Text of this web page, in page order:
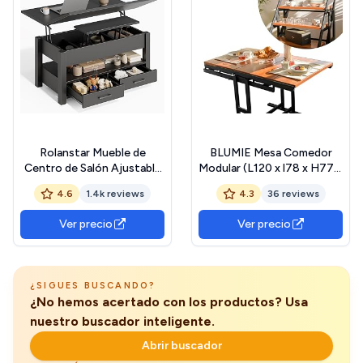
Rolanstar Mueble de
Centro de Salón Ajustable
en Altura con 2 Cajones,
Mesa de Salón de 100 x 50
cm de Madera, Económico
en Espacio y Fácil de
Montar para Dormitorio
4.6 1.4k reviews
Ver precio
BLUMIE Mesa Comedor
Modular (L120 x l78 x H77,5
cm) Convertible en
Estanteria - Estilo
Industrial - Color Cereza
4.3 36 reviews
Ver precio
¿SIGUES BUSCANDO?
¿No hemos acertado con los productos? Usa
nuestro buscador inteligente.
Abrir buscador